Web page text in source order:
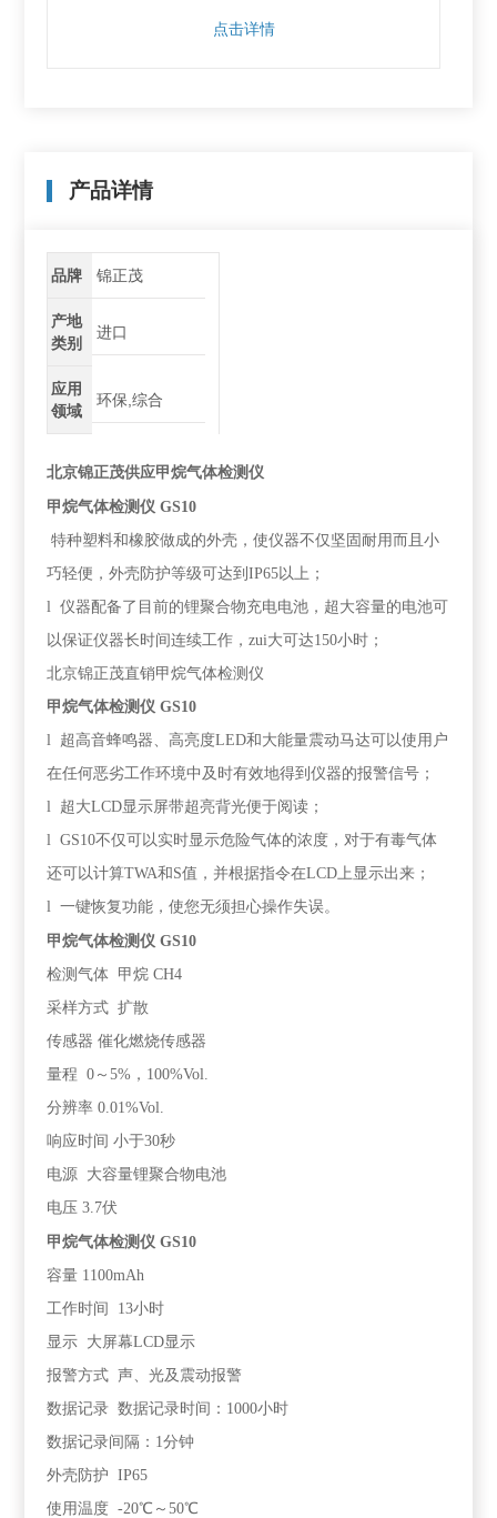
点击详情
产品详情
品牌 锦正茂
产地
类别
进口
应用
领域
环保,综合
北京锦正茂供应甲烷气体检测仪
甲烷气体检测仪 GS10
特种塑料和橡胶做成的外壳，使仪器不仅坚固耐用而且小
巧轻便，外壳防护等级可达到IP65以上；
l 仪器配备了目前的锂聚合物充电电池，超大容量的电池可
以保证仪器长时间连续工作，zui大可达150小时；
北京锦正茂直销甲烷气体检测仪
甲烷气体检测仪 GS10
l 超高音蜂鸣器、高亮度LED和大能量震动马达可以使用户
在任何恶劣工作环境中及时有效地得到仪器的报警信号；
l 超大LCD显示屏带超亮背光便于阅读；
l GS10不仅可以实时显示危险气体的浓度，对于有毒气体
还可以计算TWA和S值，并根据指令在LCD上显示出来；
l 一键恢复功能，使您无须担心操作失误。
甲烷气体检测仪 GS10
检测气体 甲烷 CH4
采样方式 扩散
传感器 催化燃烧传感器
量程 0～5%，100%Vol.
分辨率 0.01%Vol.
响应时间 小于30秒
电源 大容量锂聚合物电池
电压 3.7伏
甲烷气体检测仪 GS10
容量 1100mAh
工作时间 13小时
显示 大屏幕LCD显示
报警方式 声、光及震动报警
数据记录 数据记录时间：1000小时
数据记录间隔：1分钟
外壳防护 IP65
使用温度 -20℃～50℃